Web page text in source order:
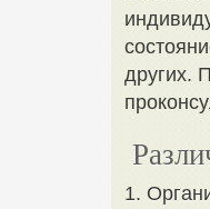
других.
1.